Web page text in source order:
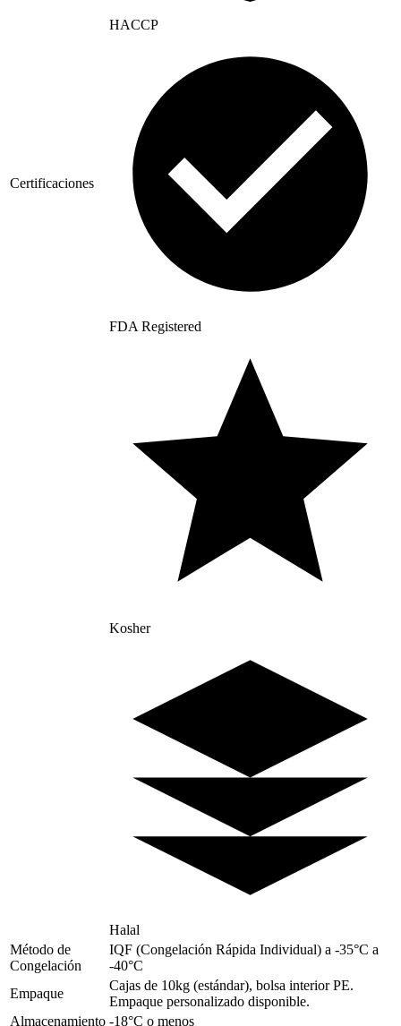
Certificaciones
HACCP
FDA Registered
Kosher
Halal
Método de
Congelación
IQF (Congelación Rápida Individual) a -35°C a
-40°C
Empaque
Cajas de 10kg (estándar), bolsa interior PE.
Empaque personalizado disponible.
Almacenamiento -18°C o menos